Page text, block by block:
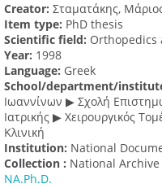
Creator: Σταματάκης,
Item type: PhD thesis
Scientific field: Orthopedics
Υear: 1998
Language: Greek
School/department/
Ιωαννίνων ▶ Σχολή
Ιατρικής ▶ Χειρουργικός
Κλινική
Institution: National
Collection : National
NA.Ph.D.